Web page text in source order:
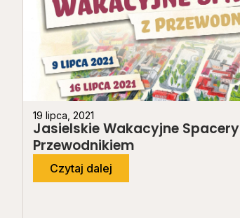
19 lipca, 2021
Jasielskie Wakacyjne
Przewodnikiem
Czytaj dalej